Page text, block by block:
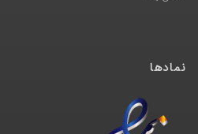
نمادها